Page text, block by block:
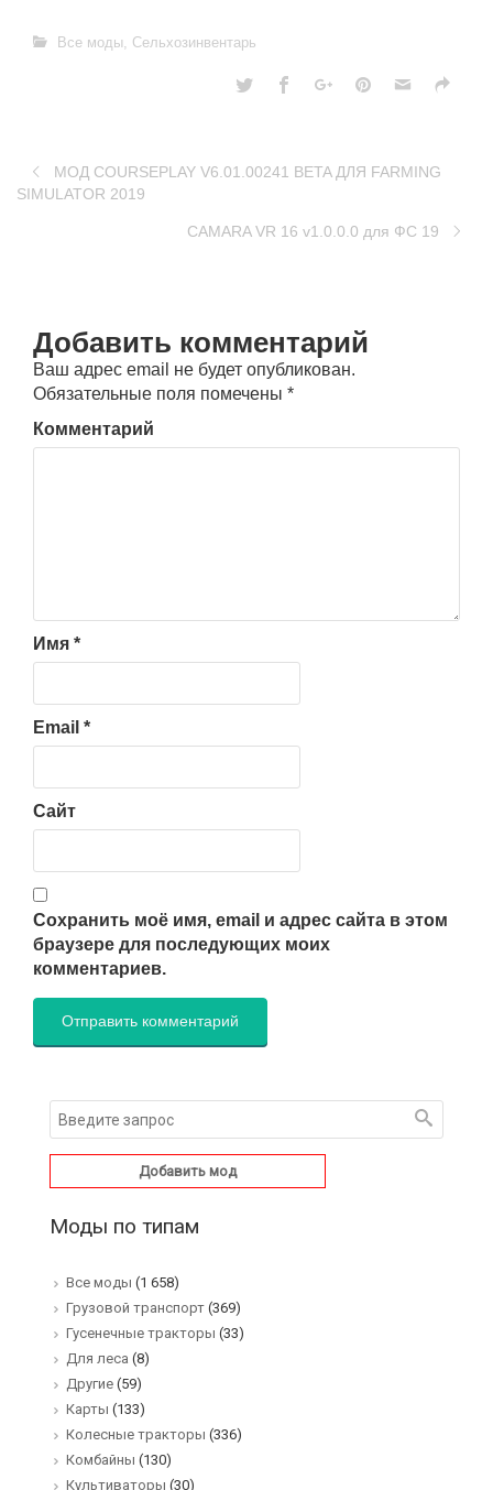
Все моды, Сельхозинвентарь
MOД COURSEPLAY V6.01.00241 BETA ДЛЯ FARMING
SIMULATOR 2019
CAMARA VR 16 v1.0.0.0 для ФС 19
Добавить комментарий
Ваш адрес email не будет опубликован.
Обязательные поля помечены *
Комментарий
Имя *
Email *
Сайт
Сохранить моё имя, email и адрес сайта в этом
браузере для последующих моих
комментариев.
Добавить мод
Моды по типам
Все моды (1 658)
Грузовой транспорт (369)
Гусенечные тракторы (33)
Для леса (8)
Другие (59)
Карты (133)
Колесные тракторы (336)
Комбайны (130)
Культиваторы (30)